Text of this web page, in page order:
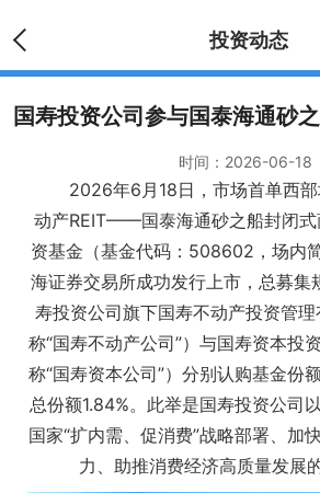
投资动态
国寿投资公司参与国泰海通砂
时间： 2026-06-18
2026年6月18日，市场首单西部
动产REIT——国泰海通砂之船封闭式
资基金（基金代码：508602，场内
海证券交易所成功发行上市，总募集
寿投资公司旗下国寿不动产投资管
称“国寿不动产公司”）与国寿资本投
称“国寿资本公司”）分别认购基金份
总份额1.84%。此举是国寿投资公司
国家“扩内需、促消费”战略部署、加
力、助推消费经济高质量发展